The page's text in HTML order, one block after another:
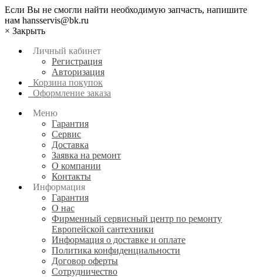
Если Вы не смогли найти необходимую запчасть, напишите
нам hansservis@bk.ru
× Закрыть
Личный кабинет
Регистрация
Авторизация
Корзина покупок
Оформление заказа
Меню
Гарантия
Сервис
Доставка
Заявка на ремонт
О компании
Контакты
Информация
Гарантия
О нас
Фирменный сервисный центр по ремонту
Европейской сантехники
Информация о доставке и оплате
Политика конфиденциальности
Договор оферты
Сотрудничество